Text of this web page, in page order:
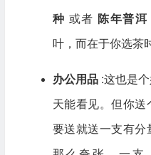
种 或者 陈年普洱
叶，而在于你选茶
办公用品 :这也是
天能看见。但你送
要送就送一支有分